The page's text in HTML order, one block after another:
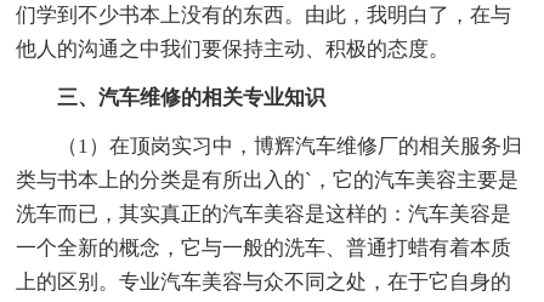
们学到不少书本上没有的东西。由此，我明白了，在与
他人的沟通之中我们要保持主动、积极的态度。
三、汽车维修的相关专业知识
（1）在顶岗实习中，博辉汽车维修厂的相关服务归
类与书本上的分类是有所出入的`，它的汽车美容主要是
洗车而已，其实真正的汽车美容是这样的：汽车美容是
一个全新的概念，它与一般的洗车、普通打蜡有着本质
上的区别。专业汽车美容与众不同之处，在于它自身的